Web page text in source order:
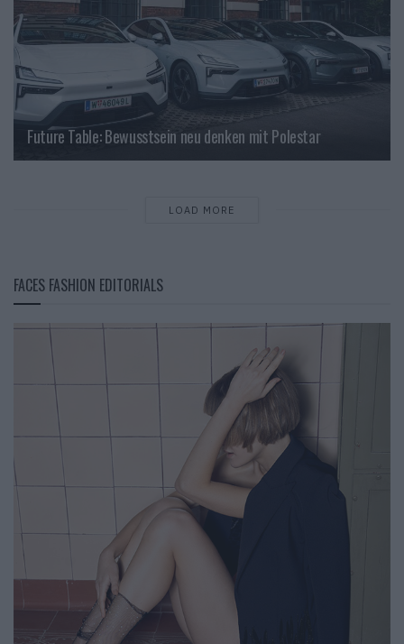
Future Table: Bewusstsein neu denken mit Polestar
LOAD MORE
FACES FASHION EDITORIALS